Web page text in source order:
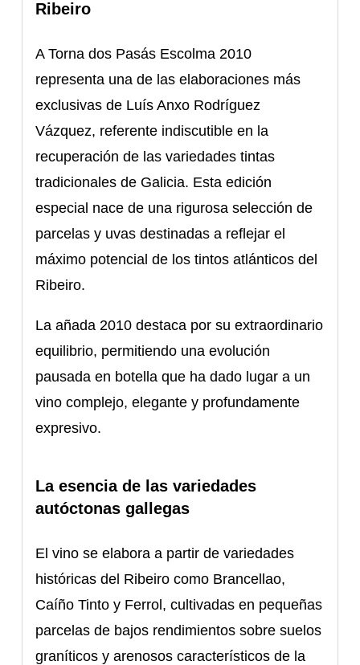
Ribeiro
A Torna dos Pasás Escolma 2010
representa una de las elaboraciones más
exclusivas de Luís Anxo Rodríguez
Vázquez, referente indiscutible en la
recuperación de las variedades tintas
tradicionales de Galicia. Esta edición
especial nace de una rigurosa selección de
parcelas y uvas destinadas a reflejar el
máximo potencial de los tintos atlánticos del
Ribeiro.
La añada 2010 destaca por su extraordinario
equilibrio, permitiendo una evolución
pausada en botella que ha dado lugar a un
vino complejo, elegante y profundamente
expresivo.
La esencia de las variedades
autóctonas gallegas
El vino se elabora a partir de variedades
históricas del Ribeiro como Brancellao,
Caíño Tinto y Ferrol, cultivadas en pequeñas
parcelas de bajos rendimientos sobre suelos
graníticos y arenosos característicos de la